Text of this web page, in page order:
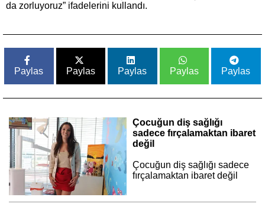
da zorluyoruz” ifadelerini kullandı.
Paylas Paylas Paylas Paylas Paylas
Çocuğun diş sağlığı
sadece fırçalamaktan ibaret
değil
Çocuğun diş sağlığı sadece
fırçalamaktan ibaret değil